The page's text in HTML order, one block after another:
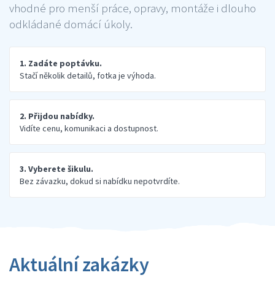
vhodné pro menší práce, opravy, montáže i dlouho
odkládané domácí úkoly.
1. Zadáte poptávku.
Stačí několik detailů, fotka je výhoda.
2. Přijdou nabídky.
Vidíte cenu, komunikaci a dostupnost.
3. Vyberete šikulu.
Bez závazku, dokud si nabídku nepotvrdíte.
Aktuální zakázky